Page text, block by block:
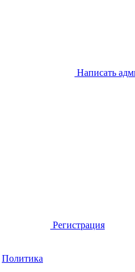
Написать
Регистрация
Политика